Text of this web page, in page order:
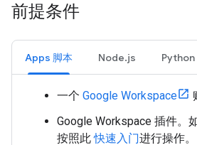
前提条件
Apps 脚本 Node.js Python
一个 Google Workspace
Google Workspace 插件。
按照此快速入门进行操作。